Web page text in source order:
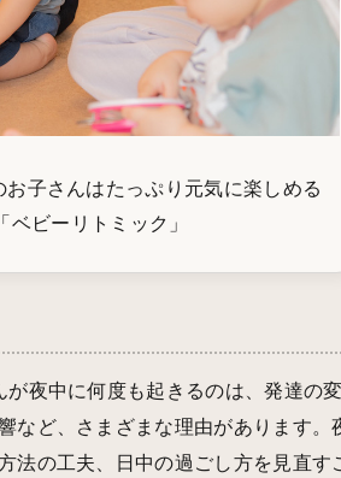
お子さんはたっぷり元気に楽しめる
「ベビーリトミック」
が夜中に何度も起きるのは、発達の
など、さまざまな理由があります。
法の工夫、日中の過ごし方を見直す